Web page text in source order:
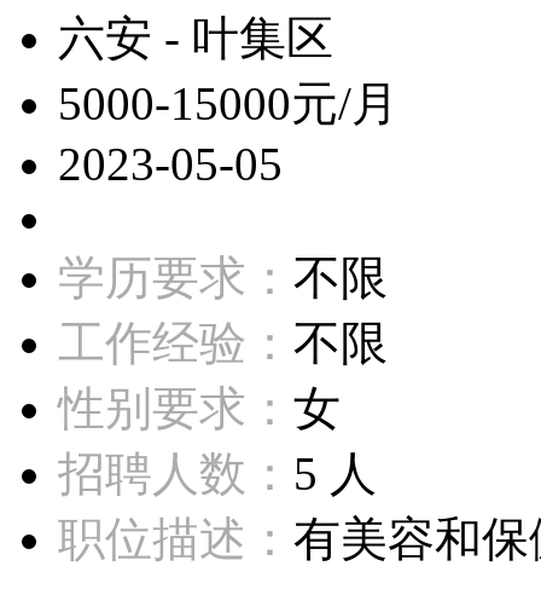
六安 - 叶集区
5000-15000元/月
2023-05-05
学历要求： 不限
工作经验： 不限
性别要求： 女
招聘人数： 5 人
职位描述： 有美容和